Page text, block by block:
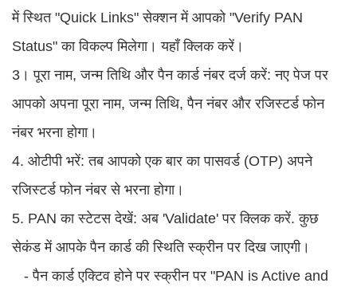
में स्थित "Quick Links" सेक्शन में आपको "Verify PAN
Status" का विकल्प मिलेगा। यहाँ क्लिक करें।
3। पूरा नाम, जन्म तिथि और पैन कार्ड नंबर दर्ज करें: नए पेज पर
आपको अपना पूरा नाम, जन्म तिथि, पैन नंबर और रजिस्टर्ड फोन
नंबर भरना होगा।
4. ओटीपी भरें: तब आपको एक बार का पासवर्ड (OTP) अपने
रजिस्टर्ड फोन नंबर से भरना होगा।
5. PAN का स्टेटस देखें: अब 'Validate' पर क्लिक करें. कुछ
सेकंड में आपके पैन कार्ड की स्थिति स्क्रीन पर दिख जाएगी।
- पैन कार्ड एक्टिव होने पर स्क्रीन पर "PAN is Active and